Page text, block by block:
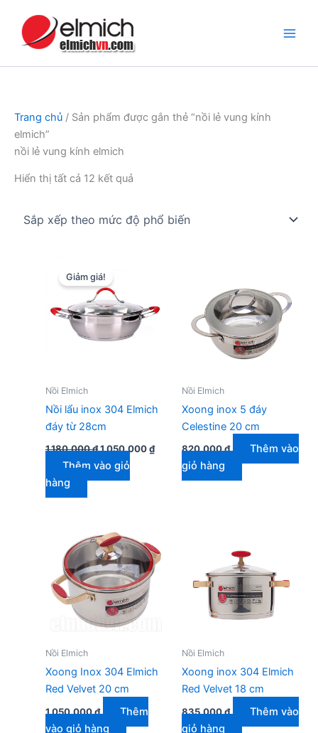
Trang chủ / Sản phẩm được gắn thẻ “nồi lẻ vung kính
elmich”
nồi lẻ vung kính elmich
Hiển thị tất cả 12 kết quả
xếp
theo
Giảm giá!
Nồi Elmich
Nồi lẩu inox 304 Elmich
đáy từ 28cm
1.180.000₫ Giá
là:
1.180.000 ₫.
1.050.000₫Giá
hiện
Thêm vào giỏ
hàng
Nồi Elmich
Xoong inox 5 đáy
Celestine 20 cm
820.000₫
Thêm vào
giỏ hàng
Nồi Elmich
Xoong Inox 304 Elmich
Red Velvet 20 cm
1.050.000₫
Thêm
vào giỏ hàng
Nồi Elmich
Xoong inox 304 Elmich
Red Velvet 18 cm
835.000₫
Thêm vào
giỏ hàng